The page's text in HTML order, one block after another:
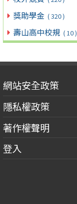
獎助學金 ( 320 )
壽山高中校規 ( 10 )
網站安全政策
隱私權政策
著作權聲明
登入